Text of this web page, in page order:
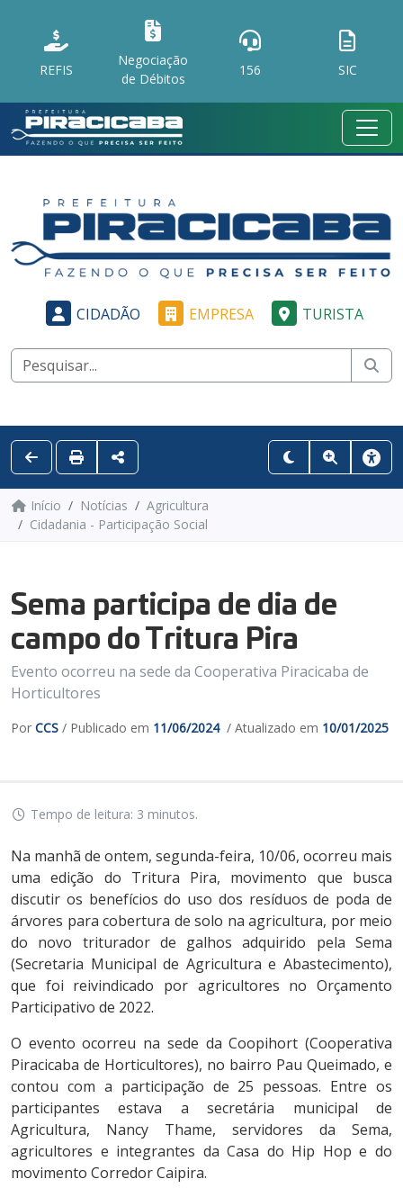
REFIS
Negociação
de Débitos
156 SIC
CIDADÃO EMPRESA TURISTA
Início Notícias
Agricultura
Cidadania - Participação Social
Sema participa de dia de
campo do Tritura Pira
Evento ocorreu na sede da Cooperativa Piracicaba de
Horticultores
Por CCS / Publicado em 11/06/2024/ Atualizado em 10/01/2025
Tempo de leitura: 3 minutos.
Na manhã de ontem, segunda-feira, 10/06, ocorreu mais
uma edição do Tritura Pira, movimento que busca
discutir os benefícios do uso dos resíduos de poda de
árvores para cobertura de solo na agricultura, por meio
do novo triturador de galhos adquirido pela Sema
(Secretaria Municipal de Agricultura e Abastecimento),
que foi reivindicado por agricultores no Orçamento
Participativo de 2022.
O evento ocorreu na sede da Coopihort (Cooperativa
Piracicaba de Horticultores), no bairro Pau Queimado, e
contou com a participação de 25 pessoas. Entre os
participantes estava a secretária municipal de
Agricultura, Nancy Thame, servidores da Sema,
agricultores e integrantes da Casa do Hip Hop e do
movimento Corredor Caipira.